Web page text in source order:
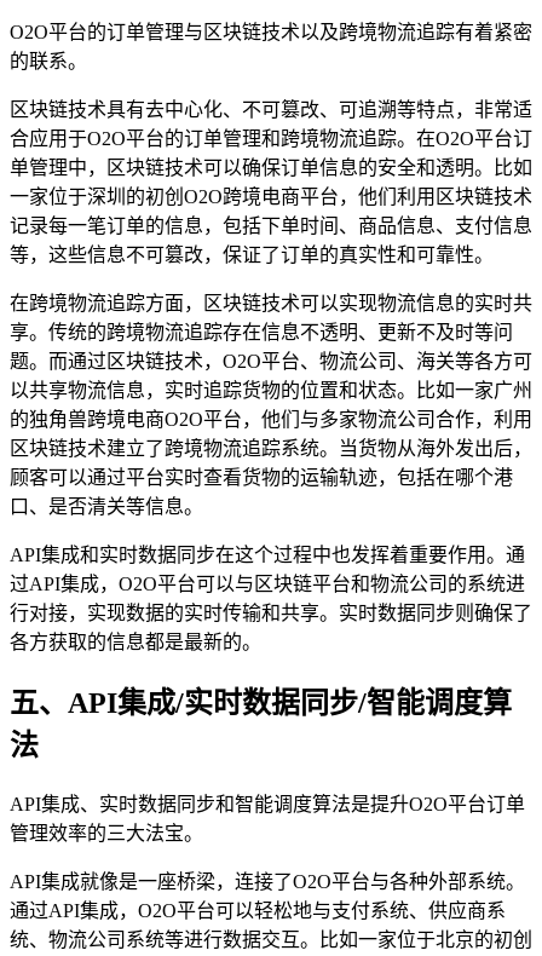
O2O平台的订单管理与区块链技术以及跨境物流追踪有着紧密
的联系。
区块链技术具有去中心化、不可篡改、可追溯等特点，非常适
合应用于O2O平台的订单管理和跨境物流追踪。在O2O平台订
单管理中，区块链技术可以确保订单信息的安全和透明。比如
一家位于深圳的初创O2O跨境电商平台，他们利用区块链技术
记录每一笔订单的信息，包括下单时间、商品信息、支付信息
等，这些信息不可篡改，保证了订单的真实性和可靠性。
在跨境物流追踪方面，区块链技术可以实现物流信息的实时共
享。传统的跨境物流追踪存在信息不透明、更新不及时等问
题。而通过区块链技术，O2O平台、物流公司、海关等各方可
以共享物流信息，实时追踪货物的位置和状态。比如一家广州
的独角兽跨境电商O2O平台，他们与多家物流公司合作，利用
区块链技术建立了跨境物流追踪系统。当货物从海外发出后，
顾客可以通过平台实时查看货物的运输轨迹，包括在哪个港
口、是否清关等信息。
API集成和实时数据同步在这个过程中也发挥着重要作用。通
过API集成，O2O平台可以与区块链平台和物流公司的系统进
行对接，实现数据的实时传输和共享。实时数据同步则确保了
各方获取的信息都是最新的。
五、API集成/实时数据同步/智能调度算
法
API集成、实时数据同步和智能调度算法是提升O2O平台订单
管理效率的三大法宝。
API集成就像是一座桥梁，连接了O2O平台与各种外部系统。
通过API集成，O2O平台可以轻松地与支付系统、供应商系
统、物流公司系统等进行数据交互。比如一家位于北京的初创